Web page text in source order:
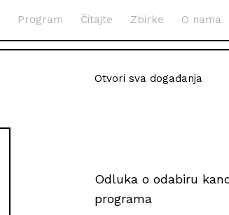
Program Čitajte Zbirke O nama
Otvori sva događanja
Odluka o odabiru
programa